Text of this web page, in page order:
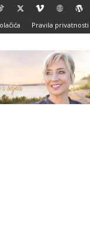
Pravila privatnosti